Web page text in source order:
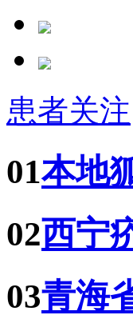
患者关注
01本地
02西宁
03青海